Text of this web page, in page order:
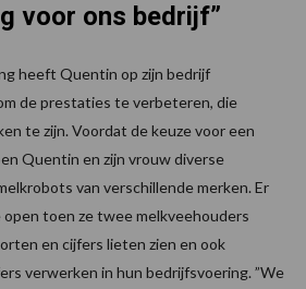
voor ons bedrijf”
heeft Quentin op zijn bedrijf
de prestaties te verbeteren, die
te zijn. Voordat de keuze voor een
Quentin en zijn vrouw diverse
van verschillende merken. Er
open toen ze twee melkveehouders
en cijfers lieten zien en ook
verwerken in hun bedrijfsvoering. ”We